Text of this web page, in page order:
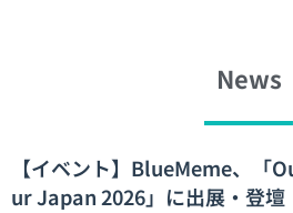
News
【イベント】BlueMeme、「
ur Japan 2026」に出展・登壇